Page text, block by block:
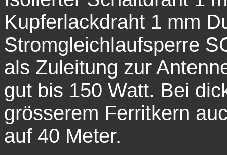
Kupferlackdraht 1 mm
Stromgleichlaufsperre
als Zuleitung zur
gut bis 150 Watt. Bei
grösserem Ferritkern
auf 40 Meter.